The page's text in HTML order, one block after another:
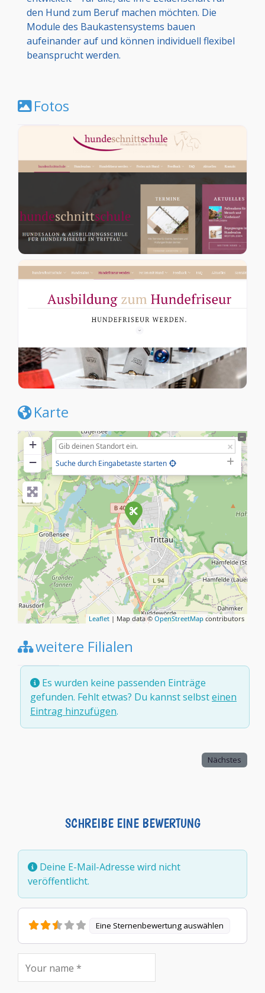
den Hund zum Beruf machen möchten. Die
Module des Baukastensystems bauen
aufeinander auf und können individuell flexibel
beansprucht werden.
Fotos
Karte
+
−
Suche durch Eingabetaste starten
Leaflet | Map data © OpenStreetMap contributors
weitere Filialen
Es wurden keine passenden Einträge
gefunden. Fehlt etwas? Du kannst selbsteinen
Eintrag hinzufügen.
Nächstes
SCHREIBE EINE BEWERTUNG
Deine E-Mail-Adresse wird nicht
veröffentlicht.
Eine Sternenbewertung auswählen